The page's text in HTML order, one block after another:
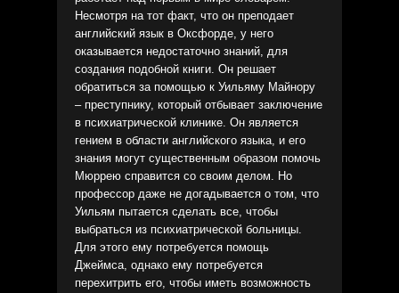
Несмотря на тот факт, что он преподает
английский язык в Оксфорде, у него
оказывается недостаточно знаний, для
создания подобной книги. Он решает
обратиться за помощью к Уильяму Майнору
– преступнику, который отбывает заключение
в психиатрической клинике. Он является
гением в области английского языка, и его
знания могут существенным образом помочь
Мюррею справится со своим делом. Но
профессор даже не догадывается о том, что
Уильям пытается сделать все, чтобы
выбраться из психиатрической больницы.
Для этого ему потребуется помощь
Джеймса, однако ему потребуется
перехитрить его, чтобы иметь возможность